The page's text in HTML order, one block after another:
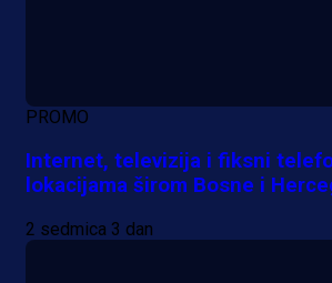
PROMO
Internet, televizija i fiksni
lokacijama širom Bosne i
2 sedmica 3 dan